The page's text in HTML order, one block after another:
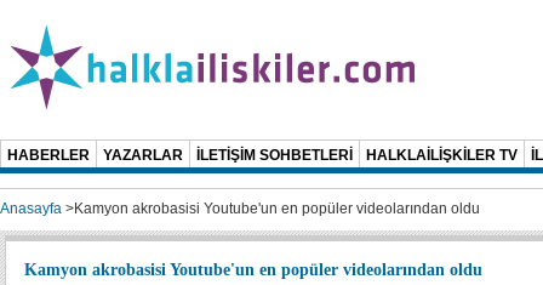
HABERLER YAZARLAR İLETİŞİM SOHBETLERİ HALKLAİLİŞKİLER TV
Anasayfa >Kamyon akrobasisi Youtube'un en popüler videolarından oldu
Kamyon akrobasisi Youtube'un en popüler videolarından oldu